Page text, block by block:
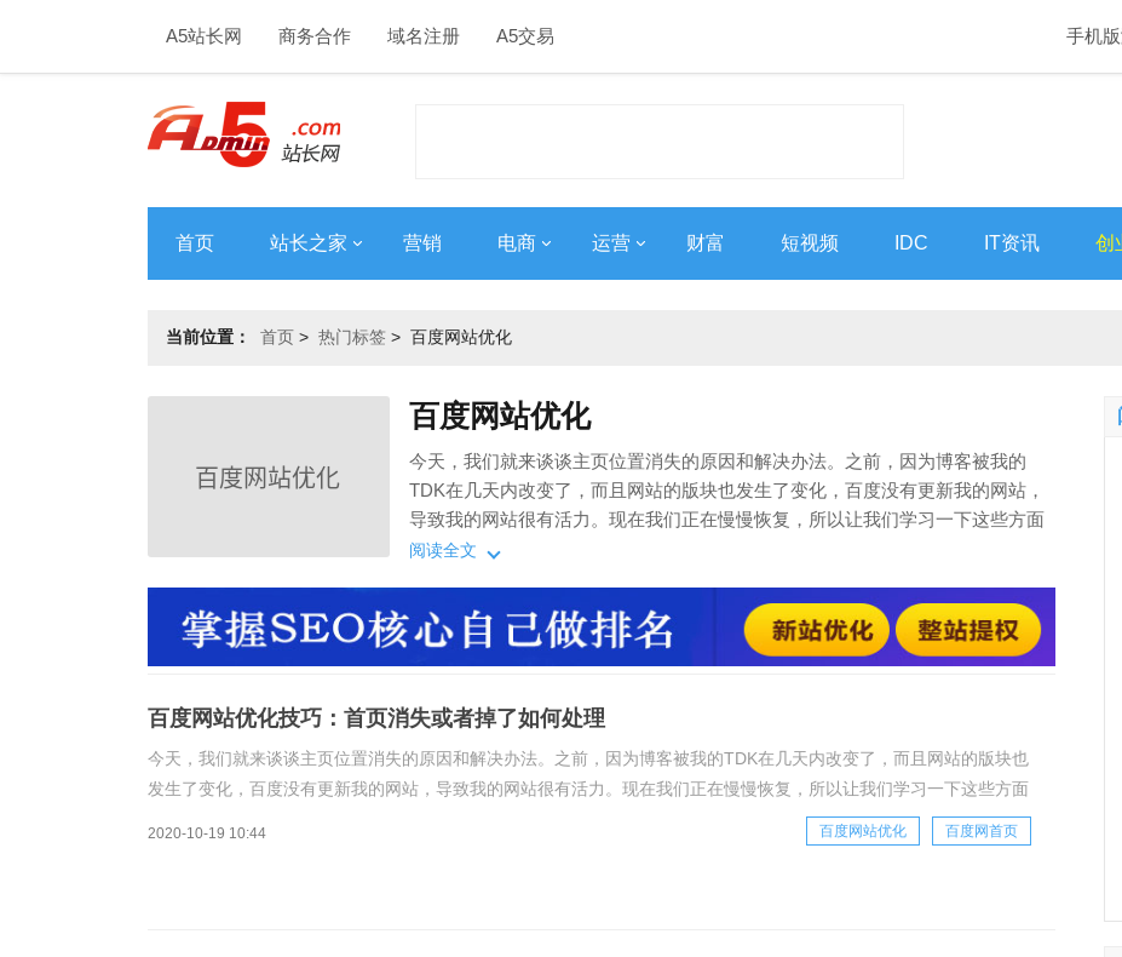
A5站长网 商务合作 域名注册 A5交易 手机
首页 站长之家 营销 电商 运营 财富 短视频 IDC IT资讯 创
当前位置： 首页 > 热门标签 > 百度网站优化
百度网站优化
今天，我们就来谈谈主页位置消失的原因和解决办法。之前，因为博客被我的
TDK在几天内改变了，而且网站的版块也发生了变化，百度没有更新我的网站，
导致我的网站很有活力。现在我们正在慢慢恢复，所以让我们学习一下这些方面
的知识。网站本身的原因。例如，网站近期频繁修改标题、过度优化、网站经常
可能是通过友情链链接的，友情链的网站是k，制作友情
阅读全文
百度网站优化技巧：首页消失或者掉了如何处理
今天，我们就来谈谈主页位置消失的原因和解决办法。之前，因为博客被我的TDK在几天内改变了，而且网站的版块也
发生了变化，百度没有更新我的网站，导致我的网站很有活力。现在我们正在慢慢恢复，所以让我们学习一下这些方面
的知识。网站本身的原因。例如，网站近期频繁修改标题、过度优化、网站经常改版以及网站包含不良
2020-10-19 10:44 百度网站优化 百度网首页